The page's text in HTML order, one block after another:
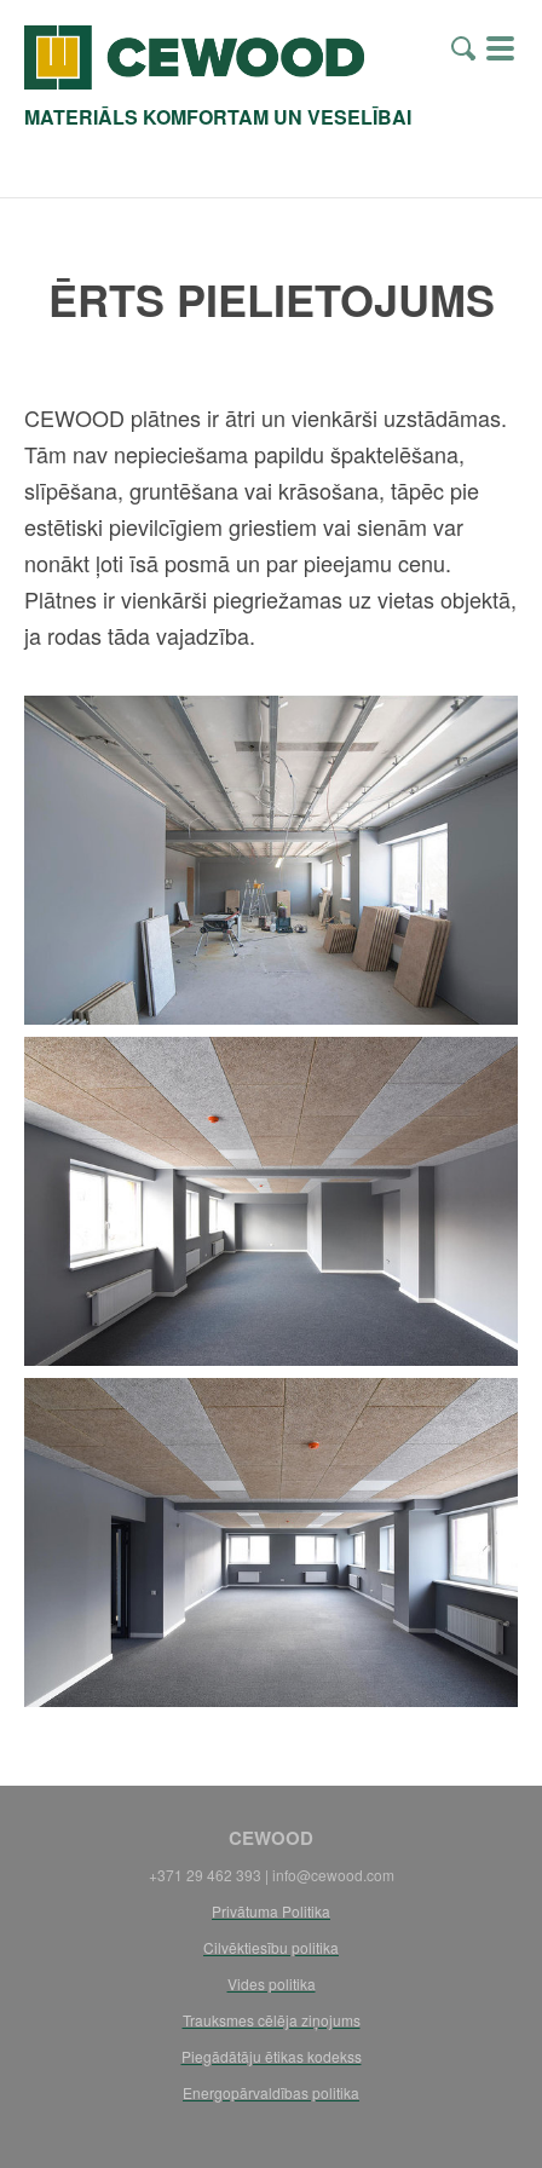
MATERIĀLS KOMFORTAM UN VESELĪBAI
ĒRTS PIELIETOJUMS
CEWOOD plātnes ir ātri un vienkārši uzstādāmas.
Tām nav nepieciešama papildu špaktelēšana,
slīpēšana, gruntēšana vai krāsošana, tāpēc pie
estētiski pievilcīgiem griestiem vai sienām var
nonākt ļoti īsā posmā un par pieejamu cenu.
Plātnes ir vienkārši piegriežamas uz vietas objektā,
ja rodas tāda vajadzība.
CEWOOD
+371 29 462 393 | info@cewood.com
Privātuma Politika
Cilvēktiesību politika
Vides politika
Trauksmes cēlēja ziņojums
Piegādātāju ētikas kodekss
Energopārvaldības politika